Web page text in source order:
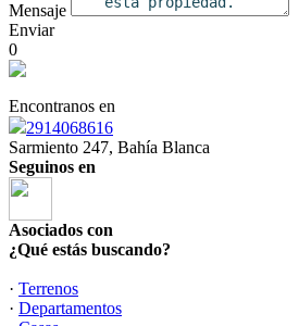
Mensaje
Enviar
0
Encontranos en
2914068616
Sarmiento 247, Bahía Blanca
Seguinos en
Asociados con
¿Qué estás buscando?
· Terrenos
· Departamentos